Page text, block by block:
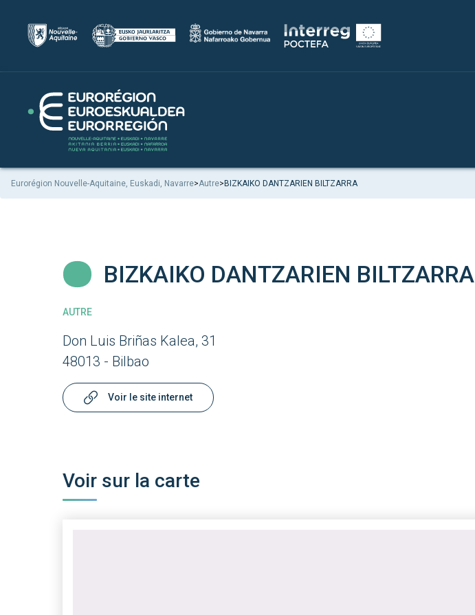
Eurorégion Nouvelle-Aquitaine, Euskadi, Navarre>Autre>BIZKAIKO DANTZARIEN BILTZARRA
BIZKAIKO DANTZARIEN BILTZARRA
AUTRE
Don Luis Briñas Kalea, 31
48013 - Bilbao
Voir le site internet
Voir sur la carte